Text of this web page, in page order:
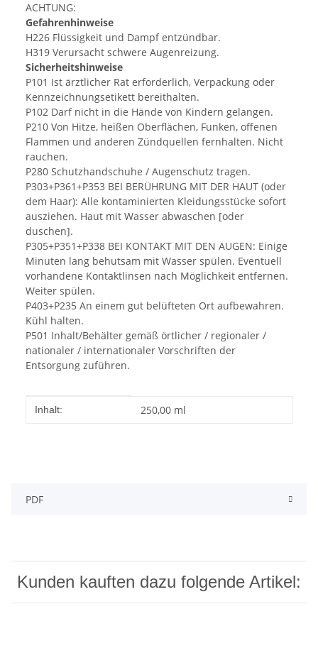
ACHTUNG:
Gefahrenhinweise
H226 Flüssigkeit und Dampf entzündbar.
H319 Verursacht schwere Augenreizung.
Sicherheitshinweise
P101 Ist ärztlicher Rat erforderlich, Verpackung oder
Kennzeichnungsetikett bereithalten.
P102 Darf nicht in die Hände von Kindern gelangen.
P210 Von Hitze, heißen Oberflächen, Funken, offenen
Flammen und anderen Zündquellen fernhalten. Nicht
rauchen.
P280 Schutzhandschuhe / Augenschutz tragen.
P303+P361+P353 BEI BERÜHRUNG MIT DER HAUT (oder
dem Haar): Alle kontaminierten Kleidungsstücke sofort
ausziehen. Haut mit Wasser abwaschen [oder
duschen].
P305+P351+P338 BEI KONTAKT MIT DEN AUGEN: Einige
Minuten lang behutsam mit Wasser spülen. Eventuell
vorhandene Kontaktlinsen nach Möglichkeit entfernen.
Weiter spülen.
P403+P235 An einem gut belüfteten Ort aufbewahren.
Kühl halten.
P501 Inhalt/Behälter gemäß örtlicher / regionaler /
nationaler / internationaler Vorschriften der
Entsorgung zuführen.
Produkteigenschaft
Wert
Inhalt: 250,00 ml
PDF
Kunden kauften dazu folgende Artikel: